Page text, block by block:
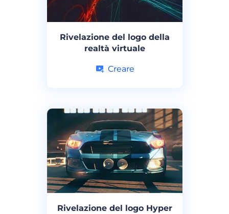
Rivelazione del logo della
realtà virtuale
Creare
Rivelazione del logo Hyper